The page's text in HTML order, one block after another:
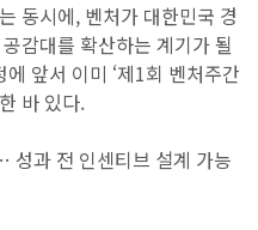
동시에, 벤처가 대한민국 경
감대를 확산하는 계기가 될
앞서 이미 ‘제1회 벤처주간
바 있다.
과 전 인센티브 설계 가능